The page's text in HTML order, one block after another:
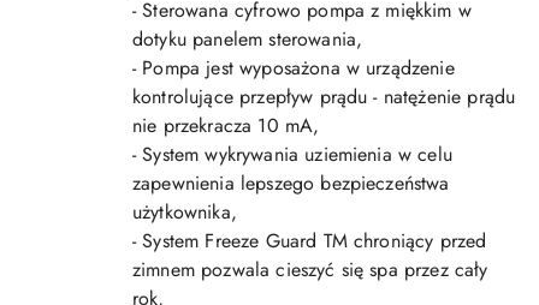
- Sterowana cyfrowo pompa z miękkim w
dotyku panelem sterowania,
- Pompa jest wyposażona w urządzenie
kontrolujące przepływ prądu - natężenie prądu
nie przekracza 10 mA,
- System wykrywania uziemienia w celu
zapewnienia lepszego bezpieczeństwa
użytkownika,
- System Freeze Guard TM chroniący przed
zimnem pozwala cieszyć się spa przez cały
rok,